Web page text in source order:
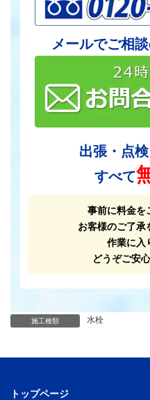
メールでご相
出張・点
すべて
事前に料金を
お客様のご了承
作業に入
どうぞご安
施工種類 水栓
トップページ